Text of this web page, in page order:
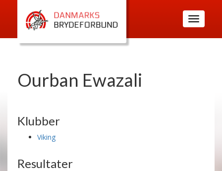
Toggle
navigation
Ourban Ewazali
Klubber
Viking
Resultater